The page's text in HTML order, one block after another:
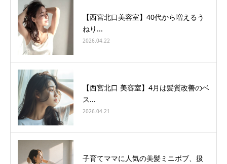
【西宮北口美容室】40代から増えるう
ねり...
2026.04.22
【西宮北口 美容室】4月は髪質改善のベ
ス...
2026.04.21
子育てママに人気の美髪ミニボブ、扱